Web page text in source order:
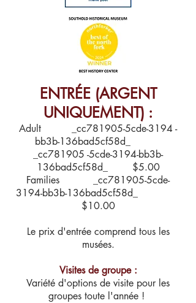
ENTRÉE (ARGENT
UNIQUEMENT) :
Adult _cc781905-5cde-3194 -
bb3b-136bad5cf58d_
_cc781905 -5cde-3194-bb3b-
136bad5cf58d_ $5.00
Families _cc781905-5cde-
3194-bb3b-136bad5cf58d_
$10.00
Le prix d'entrée comprend tous les
musées.
Visites de groupe :
Variété d'options de visite pour les
groupes toute l'année !